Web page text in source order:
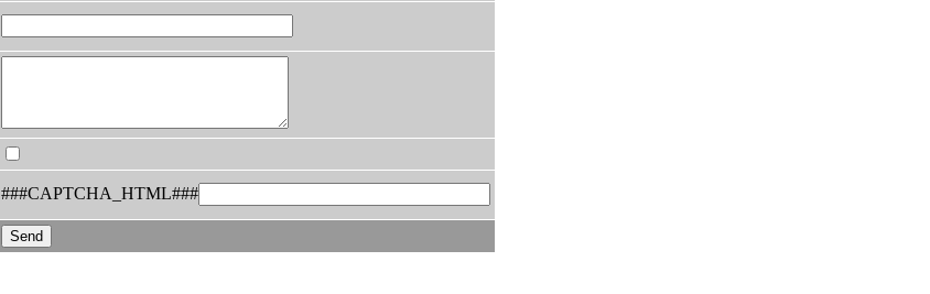
###CAPTCHA_HTML###